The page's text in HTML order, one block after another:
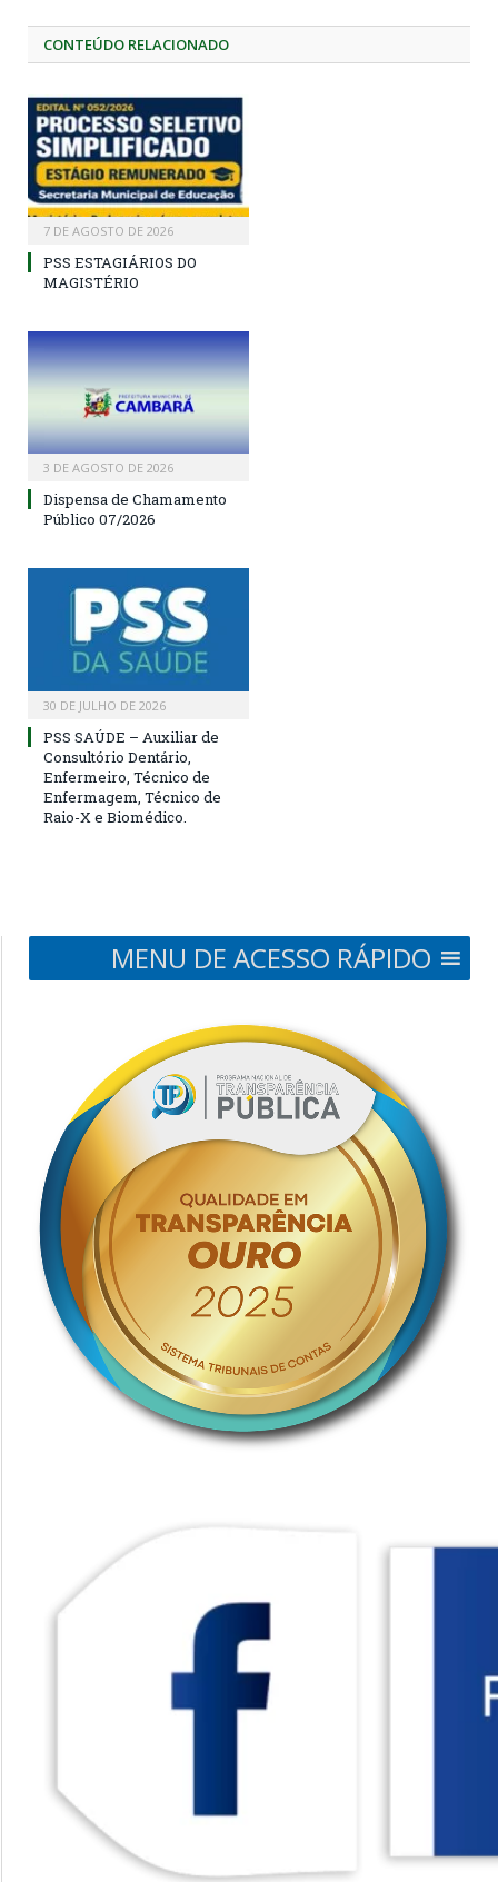
CONTEÚDO RELACIONADO
7 DE AGOSTO DE 2026
PSS ESTAGIÁRIOS DO
MAGISTÉRIO
3 DE AGOSTO DE 2026
Dispensa de Chamamento
Público 07/2026
30 DE JULHO DE 2026
PSS SAÚDE – Auxiliar de
Consultório Dentário,
Enfermeiro, Técnico de
Enfermagem, Técnico de
Raio-X e Biomédico.
MENU DE ACESSO RÁPIDO